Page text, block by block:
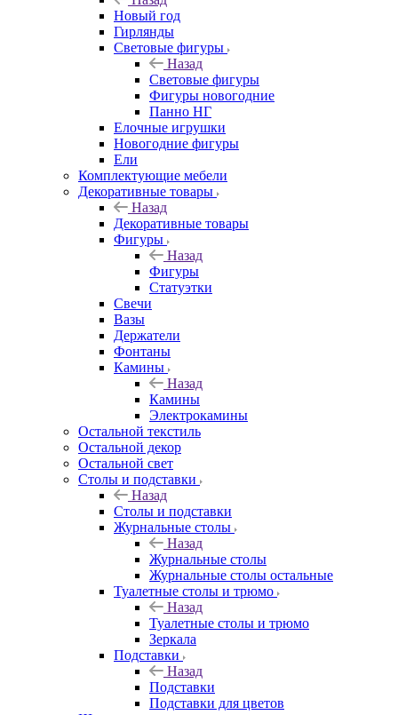
Новый год
Гирлянды
Световые фигуры
Назад
Световые фигуры
Фигуры новогодние
Панно НГ
Елочные игрушки
Новогодние фигуры
Ели
Комплектующие мебели
Декоративные товары
Назад
Декоративные товары
Фигуры
Назад
Фигуры
Статуэтки
Свечи
Вазы
Держатели
Фонтаны
Камины
Назад
Камины
Электрокамины
Остальной текстиль
Остальной декор
Остальной свет
Столы и подставки
Назад
Столы и подставки
Журнальные столы
Назад
Журнальные столы
Журнальные столы остальные
Туалетные столы и трюмо
Назад
Туалетные столы и трюмо
Зеркала
Подставки
Назад
Подставки
Подставки для цветов